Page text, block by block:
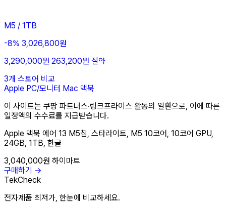
M5 / 1TB
-8% 3,026,800원
3,290,000원 263,200원 절약
3개 스토어 비교
Apple PC/모니터 Mac 맥북
이 사이트는 쿠팡 파트너스·링크프라이스 활동의 일환으로, 이에 따른
일정액의 수수료를 지급받습니다.
Apple 맥북 에어 13 M5칩, 스타라이트, M5 10코어, 10코어 GPU,
24GB, 1TB, 한글
3,040,000원 하이마트
구매하기 →
TekCheck
전자제품 최저가, 한눈에 비교하세요.